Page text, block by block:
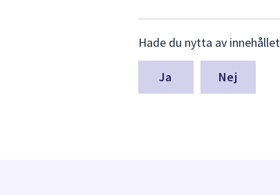
synpunkter
för
denna
Hade du nytta av
Nej